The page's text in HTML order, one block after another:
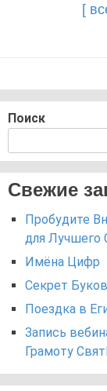
[
Поиск
Свежие
Пробудите
для Лучшего
Имёна Цифр
Секрет
Поездка в
Запись
Грамоту